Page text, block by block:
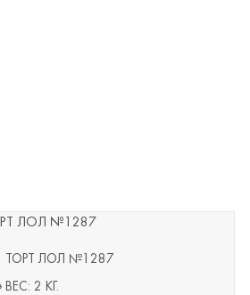
ТОРТ ЛОЛ №1287
ВЕС: 2 КГ.